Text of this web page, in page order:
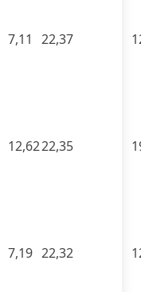
7,11 22,37
12,6222,35
7,19 22,32